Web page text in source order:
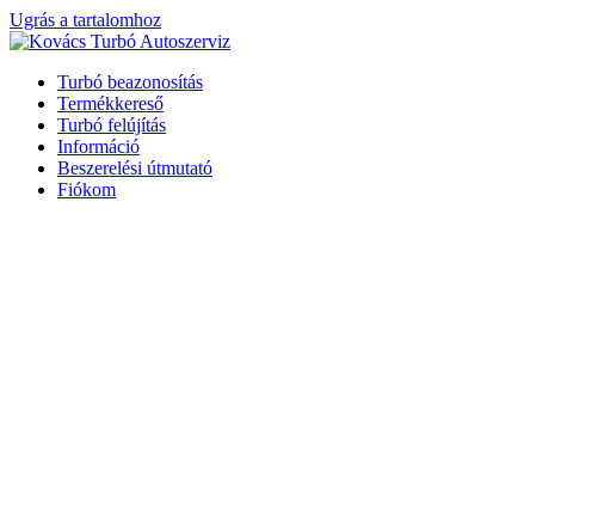
Ugrás a tartalomhoz
Turbó beazonosítás
Termékkereső
Turbó felújítás
Információ
Beszerelési útmutató
Fiókom